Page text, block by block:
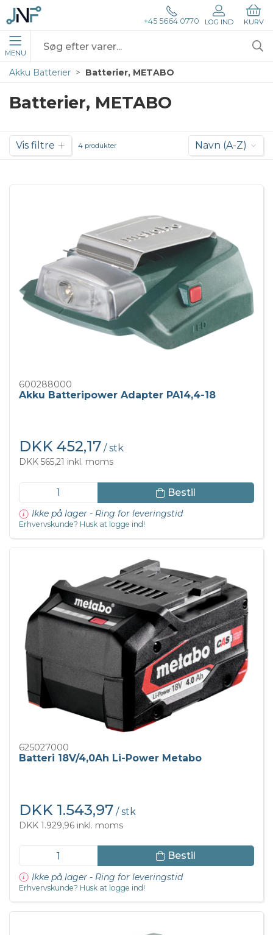
+45 5664 0770 LOG IND KURV
MENU
Akku Batterier Batterier, METABO
Batterier, METABO
Vis filtre 4 produkter Navn (A-Z)
600288000
Akku Batteripower Adapter PA14,4-18
DKK 452,17 / stk
DKK 565,21 inkl. moms
Bestil
Ikke på lager - Ring for leveringstid
Erhvervskunde? Husk at logge ind!
625027000
Batteri 18V/4,0Ah Li-Power Metabo
DKK 1.543,97 / stk
DKK 1.929,96 inkl. moms
Bestil
Ikke på lager - Ring for leveringstid
Erhvervskunde? Husk at logge ind!